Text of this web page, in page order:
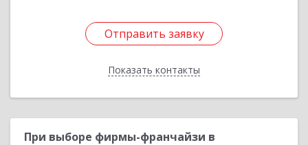
Отправить заявку
Показать контакты
Отправить заявку
Назад
При выборе фирмы-франчайзи в